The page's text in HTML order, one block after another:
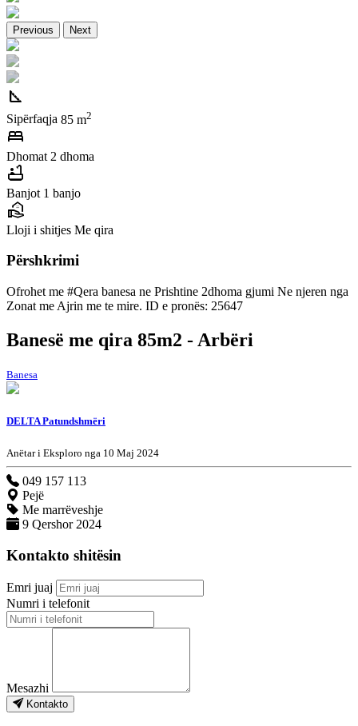
Previous Next
square_foot
Sipërfaqja 85 m2
bed
Dhomat 2 dhoma
bathtub
Banjot 1 banjo
real_estate_agent
Lloji i shitjes Me qira
Përshkrimi
Ofrohet me #Qera banesa ne Prishtine 2dhoma gjumi Ne njeren nga
Zonat me Ajrin me te mire. ID e pronës: 25647
Banesë me qira 85m2 - Arbëri
Banesa
DELTA Patundshmëri
Anëtar i Eksploro nga 10 Maj 2024
049 157 113
Pejë
Me marrëveshje
9 Qershor 2024
Kontakto shitësin
Emri juaj
Numri i telefonit
Mesazhi
Kontakto